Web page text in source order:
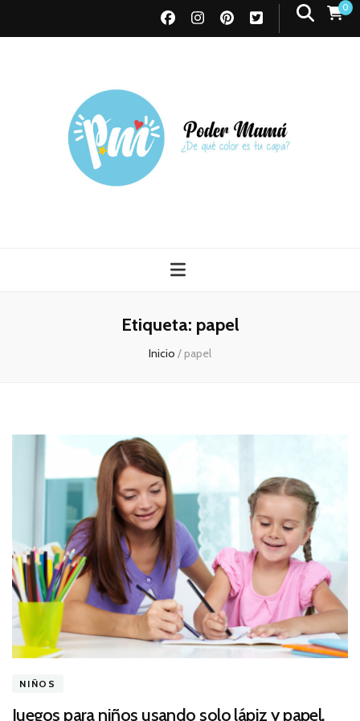
0
Etiqueta: papel
Inicio / papel
NIÑOS
Juegos para niños usando solo lápiz y papel.